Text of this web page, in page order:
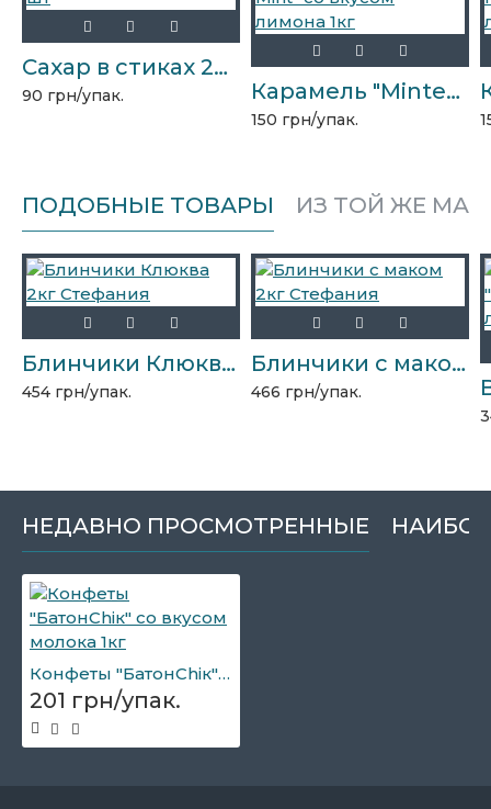
Сахар в стиках 200 шт
90 грн/упак. Карамель "Mintex Mint" со вкусом лимона 1кг
150 грн/упак.
ПОДОБНЫЕ ТОВАРЫ ИЗ ТОЙ ЖЕ
Блинчики Клюква 2кг Стефания
454 грн/упак.
Блинчики с маком 2кг Стефания
466 грн/упак.
НЕДАВНО ПРОСМОТРЕННЫЕ
Конфеты "БатонChiк" со вкусом молока 1кг
201 грн/упак.